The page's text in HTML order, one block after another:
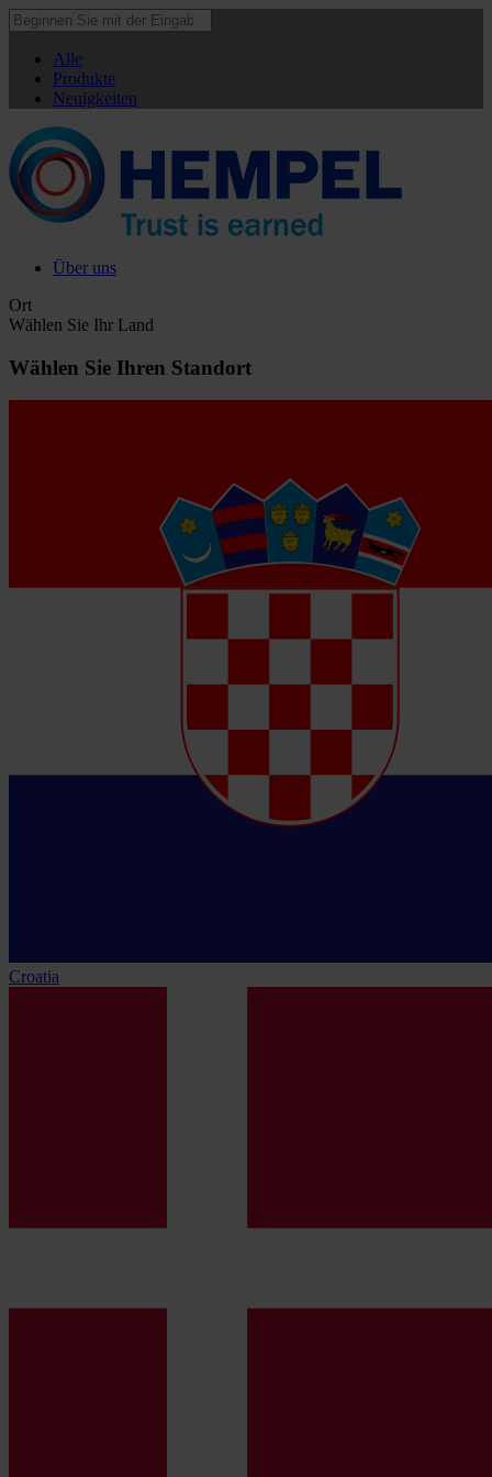
Alle
Produkte
Neuigkeiten
Über uns
Ort
Wählen Sie Ihr Land
Wählen Sie Ihren Standort
Croatia